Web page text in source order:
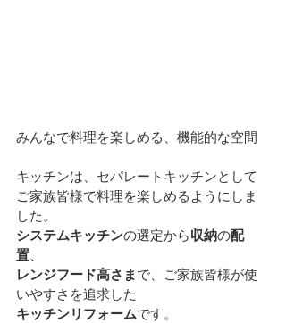
みんなで料理を楽しめる、機能的な空間
キッチンは、セパレートキッチンとして
ご家族皆様で料理を楽しめるようにしま
した。
システムキッチンの選定から収納の配
置
レンジフード高さま で、ご家族皆様が使
いやすさを追求した
キッチンリフォームです。